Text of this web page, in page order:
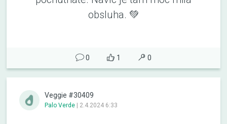
obsluha. 💚
0 1 0
Veggie #30409
Palo Verde | 2.4.2024 6:33